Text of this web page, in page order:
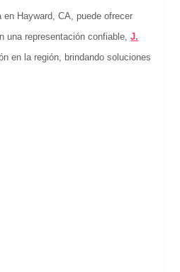
Hayward, CA, puede ofrecer
una representación confiable,J.
en la región, brindando soluciones